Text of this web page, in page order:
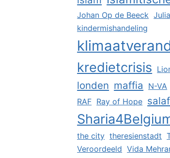
Johan Op de Beeck
kindermishandeling
kredietcrisis
londen maffia N-VA
RAF Ray of Hope
the city theresienstadt
Veroordeeld Vida